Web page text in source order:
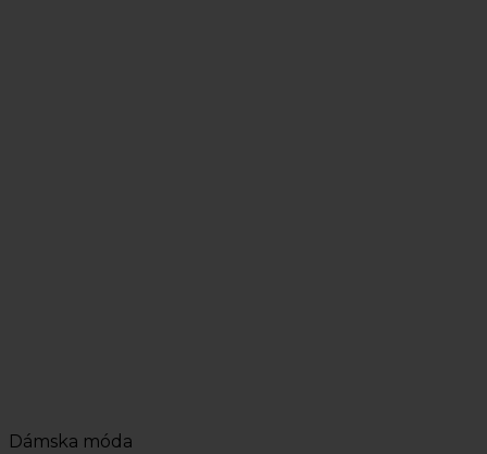
Dámska móda